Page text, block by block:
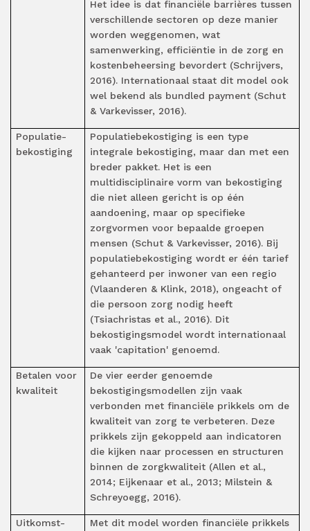
Het idee is dat financiële barrières tussen
verschillende sectoren op deze manier
worden weggenomen, wat
samenwerking, efficiëntie in de zorg en
kostenbeheersing bevordert (Schrijvers,
2016). Internationaal staat dit model ook
wel bekend als bundled payment (Schut
& Varkevisser, 2016).
Populatie-
bekostiging
Populatiebekostiging is een type
integrale bekostiging, maar dan met een
breder pakket. Het is een
multidisciplinaire vorm van bekostiging
die niet alleen gericht is op één
aandoening, maar op specifieke
zorgvormen voor bepaalde groepen
mensen (Schut & Varkevisser, 2016). Bij
populatiebekostiging wordt er één tarief
gehanteerd per inwoner van een regio
(Vlaanderen & Klink, 2018), ongeacht of
die persoon zorg nodig heeft
(Tsiachristas et al., 2016). Dit
bekostigingsmodel wordt internationaal
vaak 'capitation' genoemd.
Betalen voor
kwaliteit
De vier eerder genoemde
bekostigingsmodellen zijn vaak
verbonden met financiële prikkels om de
kwaliteit van zorg te verbeteren. Deze
prikkels zijn gekoppeld aan indicatoren
die kijken naar processen en structuren
binnen de zorgkwaliteit (Allen et al.,
2014; Eijkenaar et al., 2013; Milstein &
Schreyoegg, 2016).
Uitkomst-
Met dit model worden financiële prikkels